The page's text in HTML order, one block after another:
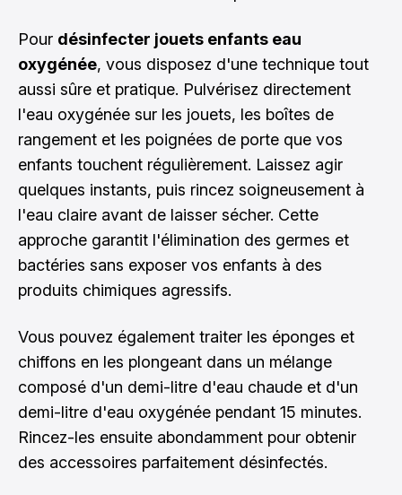
Pour désinfecter jouets enfants eau
oxygénée, vous disposez d'une technique tout
aussi sûre et pratique. Pulvérisez directement
l'eau oxygénée sur les jouets, les boîtes de
rangement et les poignées de porte que vos
enfants touchent régulièrement. Laissez agir
quelques instants, puis rincez soigneusement à
l'eau claire avant de laisser sécher. Cette
approche garantit l'élimination des germes et
bactéries sans exposer vos enfants à des
produits chimiques agressifs.
Vous pouvez également traiter les éponges et
chiffons en les plongeant dans un mélange
composé d'un demi-litre d'eau chaude et d'un
demi-litre d'eau oxygénée pendant 15 minutes.
Rincez-les ensuite abondamment pour obtenir
des accessoires parfaitement désinfectés.